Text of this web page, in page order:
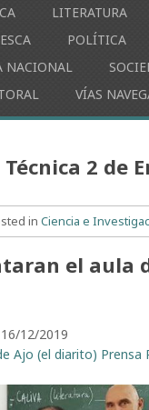
LITERATURA
POLÍTICA
NACIONAL
VÍAS
2 de
inCiencia e
el aula
12/2019
Ajo (el diarito) Prensa